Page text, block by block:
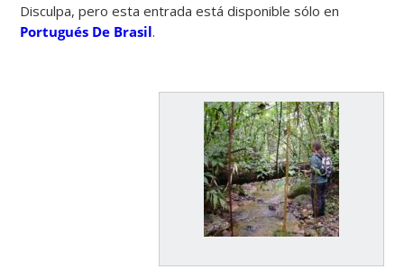
Disculpa, pero esta entrada está disponible sólo en
Portugués De Brasil.